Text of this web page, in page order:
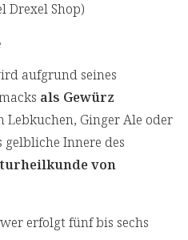
Drexel Shop)
aufgrund seines
als Gewürz
Lebkuchen, Ginger Ale oder
gelbliche Innere des
von
erfolgt fünf bis sechs